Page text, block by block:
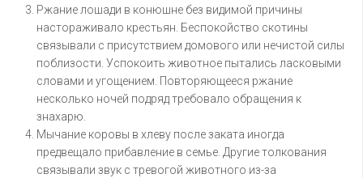
Ржание лошади в конюшне без видимой причины
настораживало крестьян. Беспокойство скотины
связывали с присутствием домового или нечистой силы
поблизости. Успокоить животное пытались ласковыми
словами и угощением. Повторяющееся ржание
несколько ночей подряд требовало обращения к
знахарю.
Мычание коровы в хлеву после заката иногда
предвещало прибавление в семье. Другие толкования
связывали звук с тревогой животного из-за